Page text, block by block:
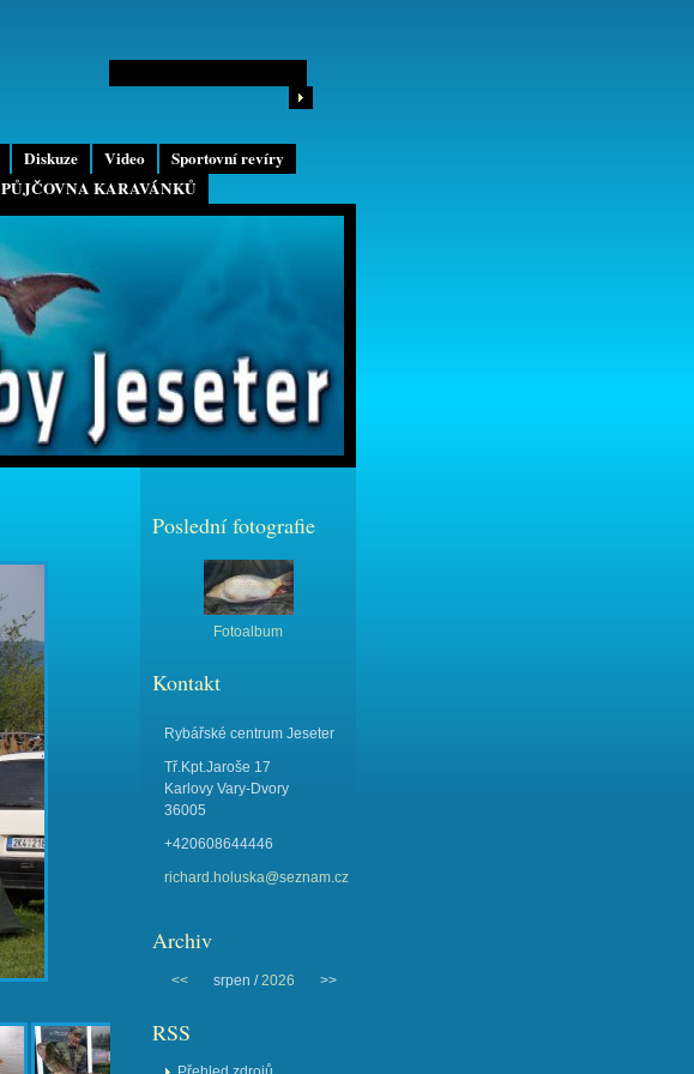
Diskuze Video
Sportovní revíry
PŮJČOVNA KARAVÁNKŮ
Poslední fotografie
Fotoalbum
Kontakt
Rybářské centrum Jeseter
Tř.Kpt.Jaroše 17
Karlovy Vary-Dvory
36005
+420608644446
richard.holuska@seznam.cz
Archiv
<< srpen /2026 >>
RSS